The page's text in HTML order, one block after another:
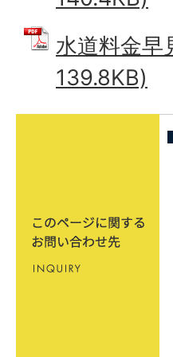
水道料金早
139.8KB)